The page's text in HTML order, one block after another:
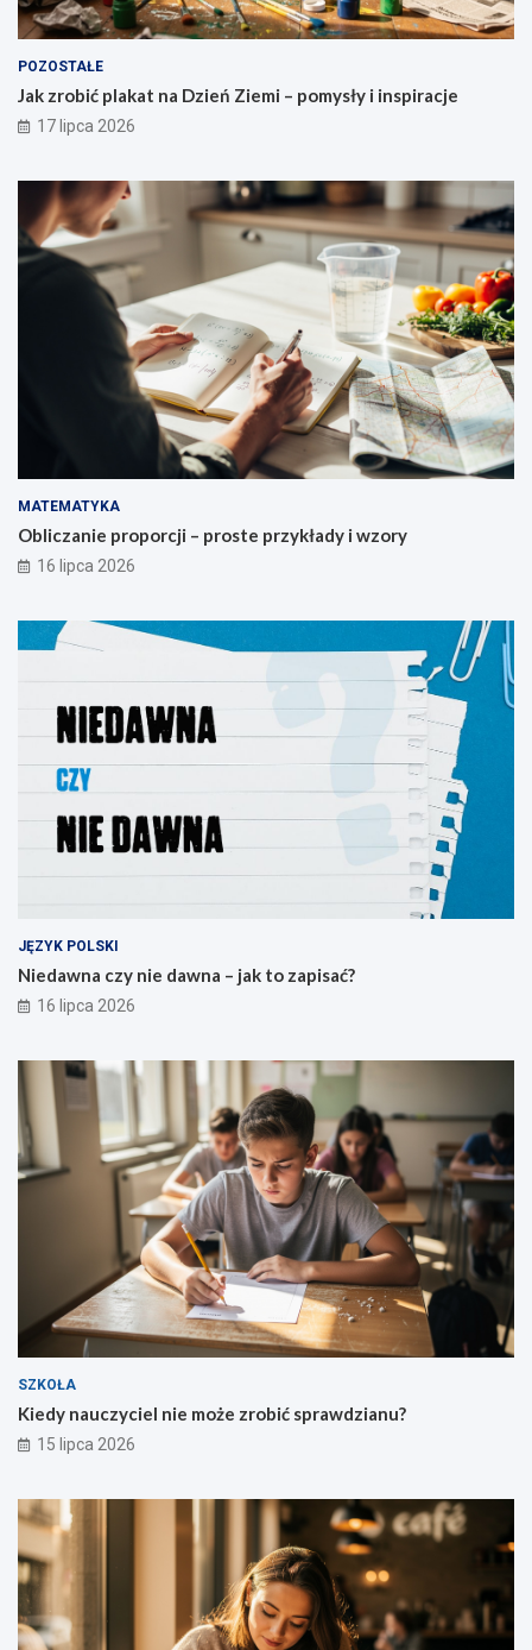
POZOSTAŁE
Jak zrobić plakat na Dzień Ziemi – pomysły i inspiracje
17 lipca 2026
MATEMATYKA
Obliczanie proporcji – proste przykłady i wzory
16 lipca 2026
JĘZYK POLSKI
Niedawna czy nie dawna – jak to zapisać?
16 lipca 2026
SZKOŁA
Kiedy nauczyciel nie może zrobić sprawdzianu?
15 lipca 2026